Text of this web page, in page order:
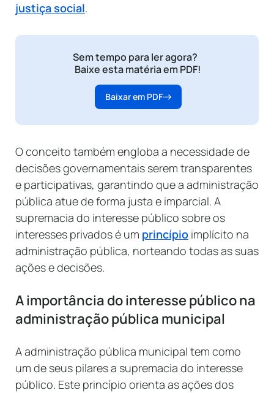
justiça social.
Sem tempo para ler agora?
Baixe esta matéria em PDF!
Baixar em PDF
O conceito também engloba a necessidade de
decisões governamentais serem transparentes
e participativas, garantindo que a administração
pública atue de forma justa e imparcial. A
supremacia do interesse público sobre os
interesses privados é um princípio implícito na
administração pública, norteando todas as suas
ações e decisões.
A importância do interesse público na
administração pública municipal
A administração pública municipal tem como
um de seus pilares a supremacia do interesse
público. Este princípio orienta as ações dos